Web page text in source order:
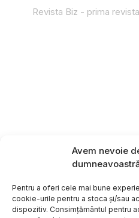
Avem nevoie
Pentru a oferi cele mai bune
cookie-urile pentru a stoca și/sau
dispozitiv. Consimțământul pentru
Revista Biz - prima